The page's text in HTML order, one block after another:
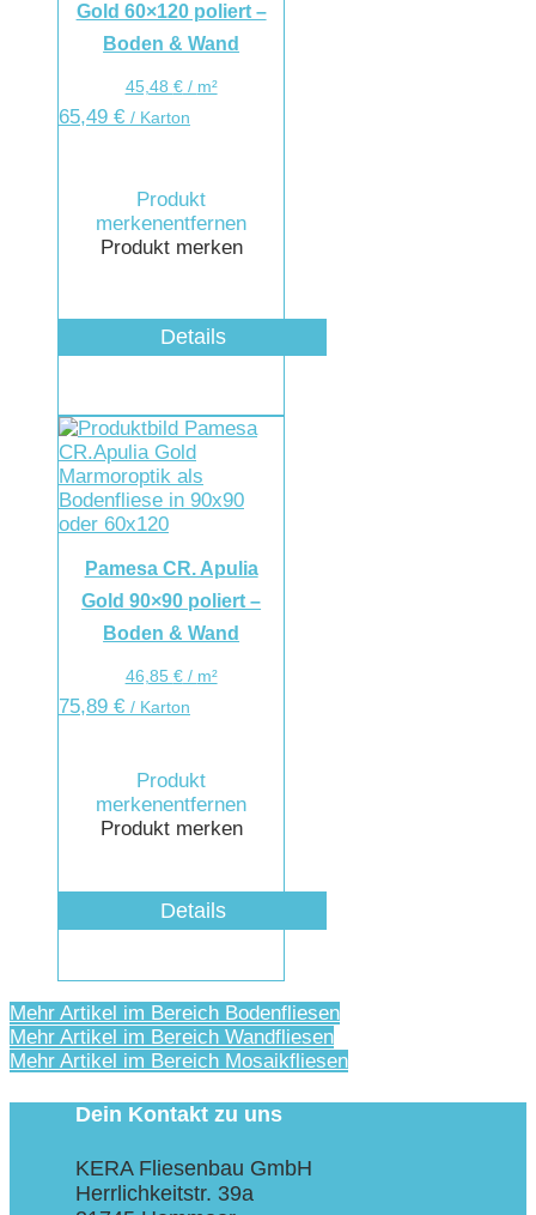
Gold 60×120 poliert –
Boden & Wand
45,48 €/ m²
65,49 € / Karton
Produkt
merkenentfernen
Produkt merken
Details
Pamesa CR. Apulia
Gold 90×90 poliert –
Boden & Wand
46,85 €/ m²
75,89 € / Karton
Produkt
merkenentfernen
Produkt merken
Details
Mehr Artikel im Bereich Bodenfliesen
Mehr Artikel im Bereich Wandfliesen
Mehr Artikel im Bereich Mosaikfliesen
Dein Kontakt zu uns
KERA Fliesenbau GmbH
Herrlichkeitstr. 39a